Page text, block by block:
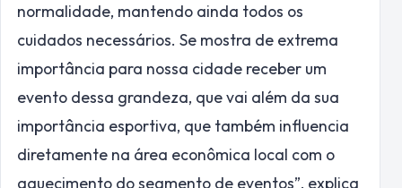
normalidade, mantendo ainda todos os
cuidados necessários. Se mostra de extrema
importância para nossa cidade receber um
evento dessa grandeza, que vai além da sua
importância esportiva, que também influencia
diretamente na área econômica local com o
aquecimento do segmento de eventos”, explica